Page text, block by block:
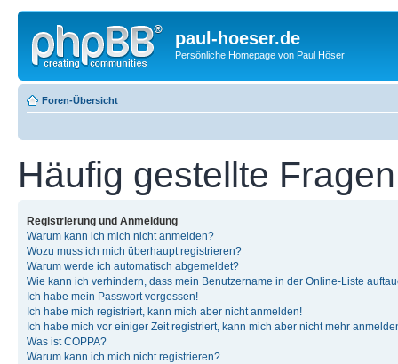
paul-hoeser.de
Persönliche Homepage von Paul Höser
Foren-Übersicht
Häufig gestellte Fragen
Registrierung und Anmeldung
Warum kann ich mich nicht anmelden?
Wozu muss ich mich überhaupt registrieren?
Warum werde ich automatisch abgemeldet?
Wie kann ich verhindern, dass mein Benutzername in der Online-Liste
Ich habe mein Passwort vergessen!
Ich habe mich registriert, kann mich aber nicht anmelden!
Ich habe mich vor einiger Zeit registriert, kann mich aber nicht mehr
Was ist COPPA?
Warum kann ich mich nicht registrieren?